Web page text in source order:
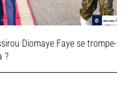
Diomaye Faye se trompe-
?